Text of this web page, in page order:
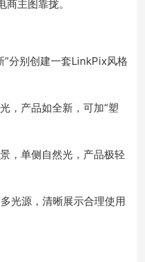
主图靠拢。
”分别创建一套LinkPix风格
，产品如全新，可加“塑
，单侧自然光，产品极轻
光源，清晰展示合理使用